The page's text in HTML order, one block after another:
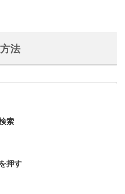
法
索
押す